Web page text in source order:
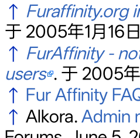
↑ Furaffinity.org
于 2005年1月16
↑ FurAffinity -
users . 于 2005
↑ Fur Affinity
↑ Alkora. Admin